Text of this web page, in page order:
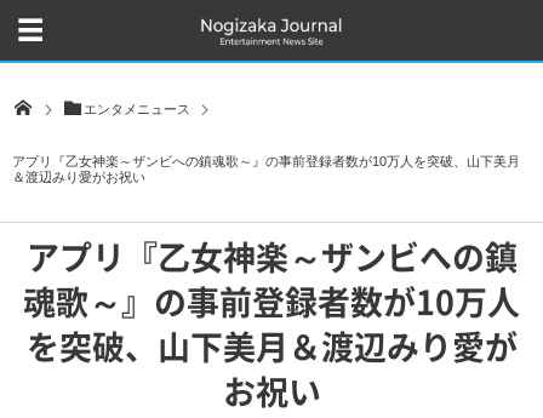
エンタメニュース
アプリ『乙女神楽～ザンビへの鎮魂歌～』の事前登録者数が10万人を突破、山下美月
＆渡辺みり愛がお祝い
アプリ『乙女神楽～ザンビへの鎮
魂歌～』の事前登録者数が10万人
を突破、山下美月＆渡辺みり愛が
お祝い